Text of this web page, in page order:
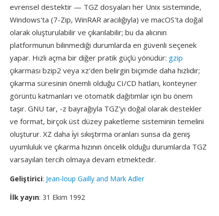
evrensel destektir — TGZ dosyaları her Unix sisteminde,
Windows'ta (7-Zip, WinRAR aracılığıyla) ve macOS'ta doğal
olarak oluşturulabilir ve çıkarılabilir; bu da alıcının
platformunun bilinmediği durumlarda en güvenli seçenek
yapar. Hızlı açma bir diğer pratik güçlü yönüdür: gzip
çıkarması bzip2 veya xz'den belirgin biçimde daha hızlıdır;
çıkarma süresinin önemli olduğu CI/CD hatları, konteyner
görüntü katmanları ve otomatik dağıtımlar için bu önem
taşır. GNU tar, -z bayrağıyla TGZ'yı doğal olarak destekler
ve format, birçok üst düzey paketleme sisteminin temelini
oluşturur. XZ daha i̇yi sıkıştırma oranları sunsa da geniş
uyumluluk ve çıkarma hızının öncelik olduğu durumlarda TGZ
varsayılan tercih olmaya devam etmektedir.
Geliştirici: Jean-loup Gailly and Mark Adler
İlk yayın: 31 Ekim 1992